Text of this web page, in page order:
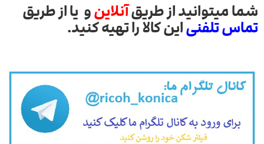
شما میتوانید از طریقآنلاینو یا از طریق
تماس تلفنیاین کالا را تهیه کنید.